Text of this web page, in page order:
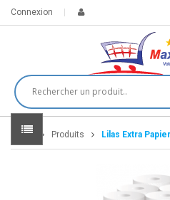
Connexion
Home Produits Lilas Extra